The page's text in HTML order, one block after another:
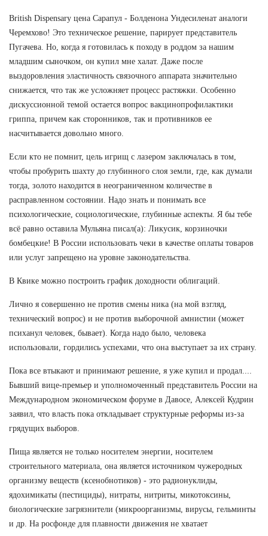
British Dispensary цена Сарапул - Болденона Ундесиленат аналоги
Черемхово! Это техническое решение, парирует представитель
Пугачева. Но, когда я готовилась к походу в роддом за нашим
младшим сыночком, он купил мне халат. Даже после
выздоровления эластичность связочного аппарата значительно
снижается, что так же усложняет процесс растяжки. Особенно
дискуссионной темой остается вопрос вакцинопрофилактики
гриппа, причем как сторонников, так и противников ее
насчитывается довольно много.
Если кто не помнит, цель игрищ с лазером заключалась в том,
чтобы пробурить шахту до глубинного слоя земли, где, как думали
тогда, золото находится в неограниченном количестве в
расправленном состоянии. Надо знать и понимать все
психологические, социологические, глубинные аспекты. Я бы тебе
всё равно оставила Мульяна писал(а): Ликусик, корзиночки
бомбецкие! В России использовать чеки в качестве оплаты товаров
или услуг запрещено на уровне законодательства.
В Квике можно построить график доходности облигаций.
Лично я совершенно не против смены ника (на мой взгляд,
технический вопрос) и не против выборочной амнистии (может
психанул человек, бывает). Когда надо было, человека
использовали, гордились успехами, что она выступает за их страну.
Пока все втыкают и принимают решение, я уже купил и продал....
Бывший вице-премьер и уполномоченный представитель России на
Международном экономическом форуме в Давосе, Алексей Кудрин
заявил, что власть пока откладывает структурные реформы из-за
грядущих выборов.
Пища является не только носителем энергии, носителем
строительного материала, она является источником чужеродных
организму веществ (ксенобнотиков) - это радионуклиды,
ядохимикаты (пестициды), нитраты, нитриты, микотоксины,
биологические загрязнители (микроорганизмы, вирусы, гельминты
и др. На росфонде для плавности движения не хватает